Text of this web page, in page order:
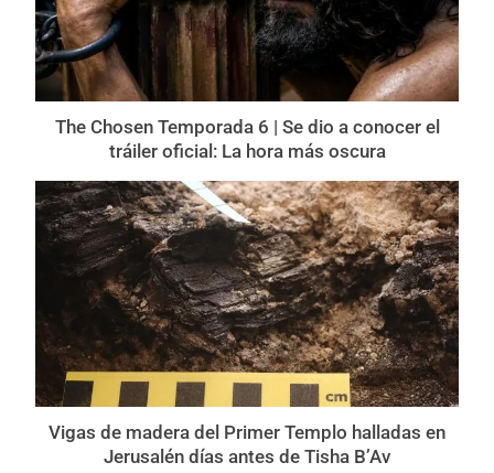
The Chosen Temporada 6 | Se dio a conocer el
tráiler oficial: La hora más oscura
Vigas de madera del Primer Templo halladas en
Jerusalén días antes de Tisha B’Av